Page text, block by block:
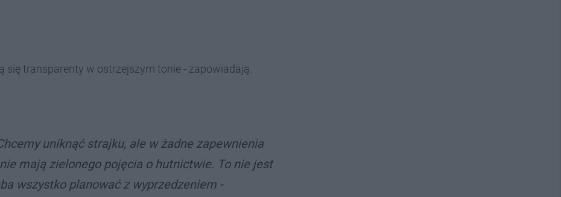
się transparenty w ostrzejszym tonie - zapowiadają.
uniknąć strajku, ale w żadne zapewnienia
mają zielonego pojęcia o hutnictwie. To nie jest
wszystko planować z wyprzedzeniem -